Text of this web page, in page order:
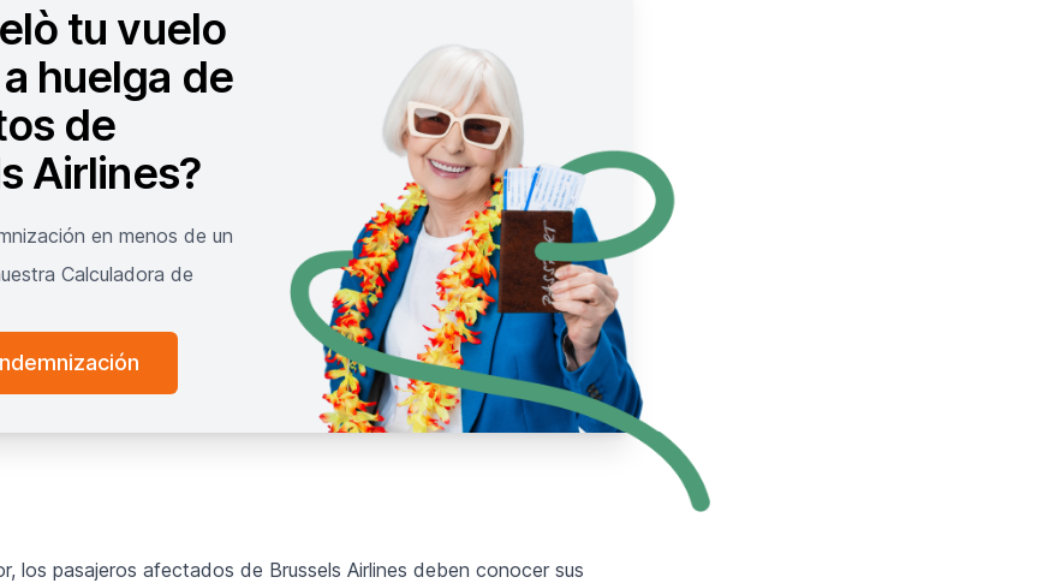
tu vuelo
huelga de
de
Airlines?
en menos de un
Calculadora de
los pasajeros afectados de Brussels Airlines deben conocer sus